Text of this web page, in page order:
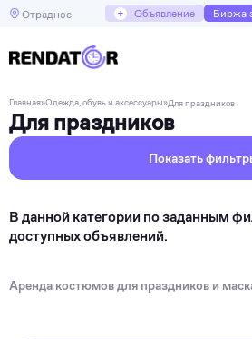
Отрадное + Объявление Биржа
Главная»Одежда, обувь и аксессуары»Для праздников
Для праздников
Показать
В данной категории по заданным
доступных объявлений.
Аренда костюмов для праздников и